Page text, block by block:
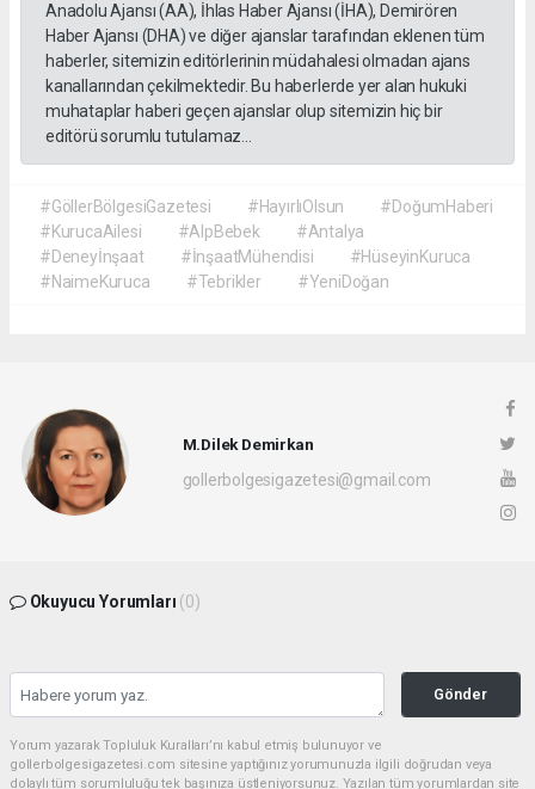
Anadolu Ajansı (AA), İhlas Haber Ajansı (İHA), Demirören
Haber Ajansı (DHA) ve diğer ajanslar tarafından eklenen tüm
haberler, sitemizin editörlerinin müdahalesi olmadan ajans
kanallarından çekilmektedir. Bu haberlerde yer alan hukuki
muhataplar haberi geçen ajanslar olup sitemizin hiç bir
editörü sorumlu tutulamaz...
#GöllerBölgesiGazetesi #HayırlıOlsun
#DoğumHaberi
#KurucaAilesi
#AlpBebek
#Antalya
#Deneyİnşaat
#İnşaatMühendisi
#HüseyinKuruca
#NaimeKuruca
#Tebrikler #YeniDoğan
M.Dilek Demirkan
gollerbolgesigazetesi@gmail.com
Okuyucu Yorumları (0)
Gönder
Yorum yazarak Topluluk Kuralları’nı kabul etmiş bulunuyor ve
gollerbolgesigazetesi.com sitesine yaptığınız yorumunuzla ilgili doğrudan veya
dolaylı tüm sorumluluğu tek başınıza üstleniyorsunuz. Yazılan tüm yorumlardan site